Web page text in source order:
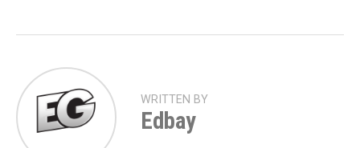
WRITTEN BY
Edbay